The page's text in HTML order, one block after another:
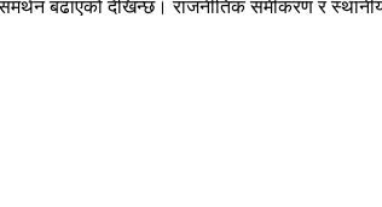
बढाएको देखिन्छ। राजनीतिक समीकरण र